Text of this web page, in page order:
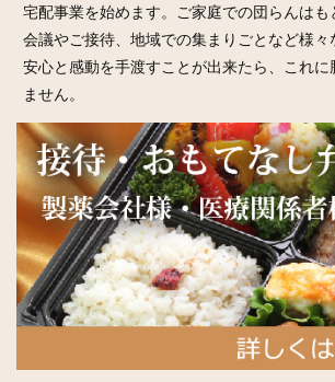
宅配事業を始めます。ご家庭での団らんは
会議やご接待、地域での集まりごとなど様々
安心と感動を手渡すことが出来たら、これに
ません。